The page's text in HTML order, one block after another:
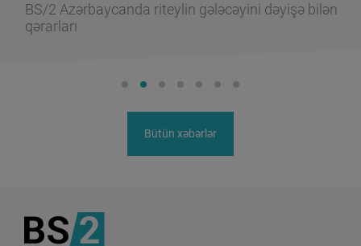
BS/2 Azərbaycanda riteylin gələcəyini dəyişə bilən
qərarları
Bütün xəbərlər